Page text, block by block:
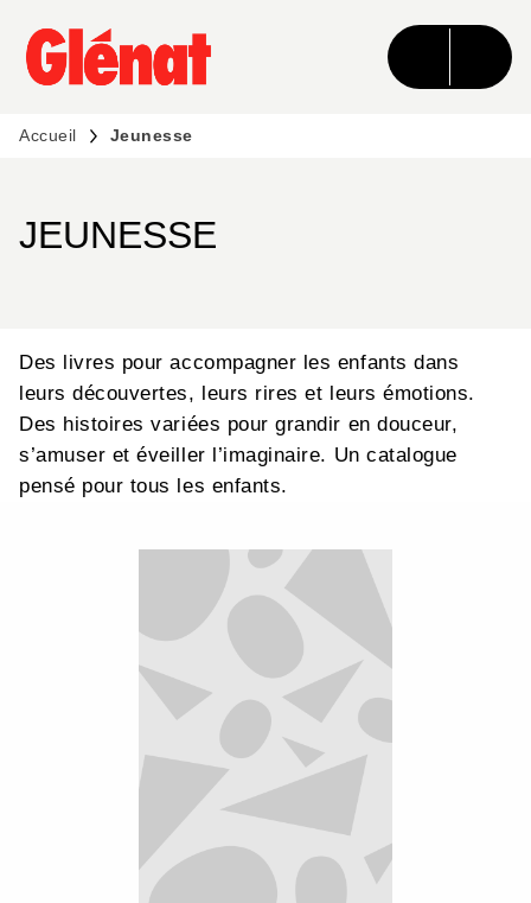
MENU RECHERCHE CONTENU
PIED DE PAGE
Accueil Jeunesse
JEUNESSE
Des livres pour accompagner les enfants dans
leurs découvertes, leurs rires et leurs émotions.
Des histoires variées pour grandir en douceur,
s’amuser et éveiller l’imaginaire. Un catalogue
pensé pour tous les enfants.